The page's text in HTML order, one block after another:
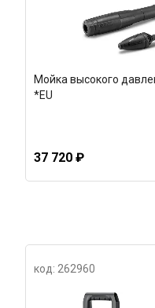
Мойка высокого
*EU
37 720 ₽
код: 262960